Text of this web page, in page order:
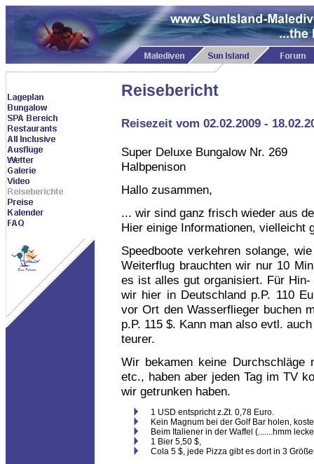
Reisebericht
Reisezeit vom 02.02.2009 -
Super Deluxe Bungalow Nr. 269
Halbpenison
Hallo zusammen,
... wir sind ganz frisch wieder aus
Hier einige Informationen, vielleicht
Speedboote verkehren solange,
Weiterflug brauchten wir nur 10
es ist alles gut organisiert. Für
wir hier in Deutschland p.P. 110
vor Ort den Wasserflieger buchen
p.P. 115 $. Kann man also evtl.
teurer.
Wir bekamen keine
etc., haben aber jeden Tag im TV
wir getrunken haben.
1 USD entspricht z.Zt. 0,78 Euro.
Kein Magnum bei der Golf Bar holen,
Beim Italiener in der Waffel (.......hmm
1 Bier 5,50 $,
Cola 5 $, jede Pizza gibt es dort in 3